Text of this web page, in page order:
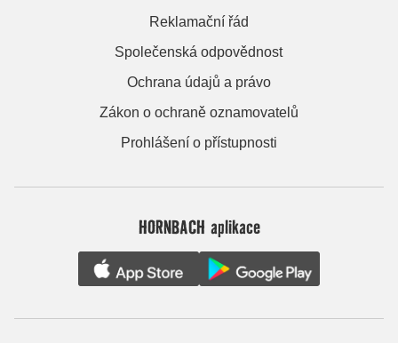
Reklamační řád
Společenská odpovědnost
Ochrana údajů a právo
Zákon o ochraně oznamovatelů
Prohlášení o přístupnosti
HORNBACH aplikace